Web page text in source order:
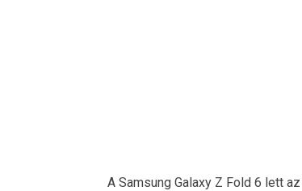
A Samsung Galaxy Z Fold 6 lett